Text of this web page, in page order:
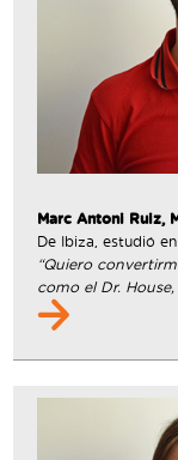
Marc Antoni Ruiz,
De Ibiza, estudió
“Quiero
como el Dr.